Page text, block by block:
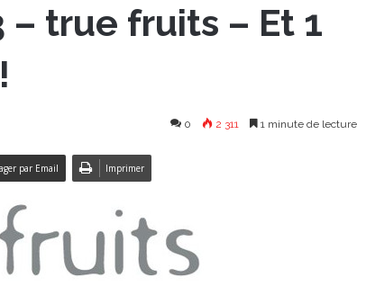
– true fruits – Et 1
0 2 311 1 minute de lecture
par Email Imprimer